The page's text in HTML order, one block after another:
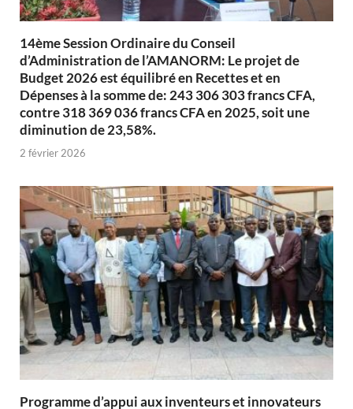
14ème Session Ordinaire du Conseil
d’Administration de l’AMANORM: Le projet de
Budget 2026 est équilibré en Recettes et en
Dépenses à la somme de: 243 306 303 francs CFA,
contre 318 369 036 francs CFA en 2025, soit une
diminution de 23,58%.
2 février 2026
Programme d’appui aux inventeurs et innovateurs